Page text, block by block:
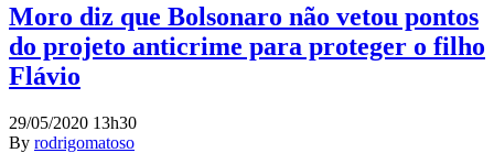
Moro diz que Bolsonaro não vetou pontos
do projeto anticrime para proteger o filho
Flávio
29/05/2020 13h30
By rodrigomatoso